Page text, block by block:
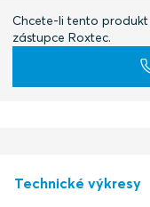
Chcete-li tento
zástupce Roxtec.
Technické výkresy